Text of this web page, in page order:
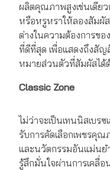
ผลิตคุณภาพสูงเช่นเดีย
หรือหรูหราให้ลองสัมผัส
ต่างในความต้องการขอ
ที่ดีที่สุด เพื่อแสดงถึงสั
หมายส่วนตัวที่สัมผัสได้
Classic Zone
ไม่ว่าจะเป็นเทนนิสเบร
รับการคัดเลือกเพชรคุ
และนวัตกรรมอันแม่นย
รู้สึกมั่นใจผ่านการเคลื่